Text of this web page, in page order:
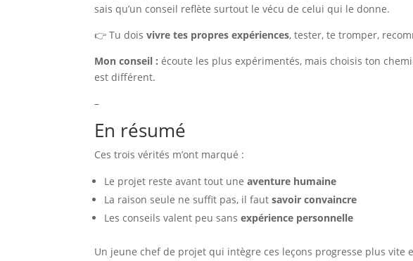
sais qu’un conseil reflète surtout le vécu de celui qui le donne.
👉 Tu doisvivre tes propres expériences, tester, te tromper,
Mon conseil : écoute les plus expérimentés, mais choisis ton
est différent.
–
En résumé
Ces trois vérités m’ont marqué :
Le projet reste avant tout uneaventure humaine
La raison seule ne suffit pas, il fautsavoir convaincre
Les conseils valent peu sansexpérience personnelle
Un jeune chef de projet qui intègre ces leçons progresse plus vite